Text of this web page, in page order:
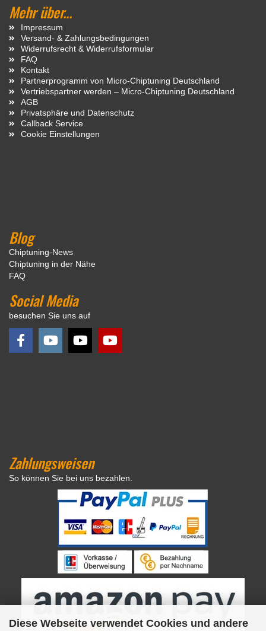
Diese Webseite verwendet Cookies und andere
Mehr über...
Impressum
Versand- & Zahlungsbedingungen
Widerrufsrecht & Widerrufsformular
FAQ
Kontakt
Partnerprogramm von Micro-Chiptuning Deutschland
Vertriebspartner werden – Micro-Chiptuning Deutschland
AGB
Privatsphäre und Datenschutz
Callback Service
Cookie Einstellungen
Blog
Chiptuning-News
Chiptuning in der Nähe
FAQ
Social Media
besuchen Sie uns auf
Zahlungsweisen
So können Sie bei uns bezahlen.